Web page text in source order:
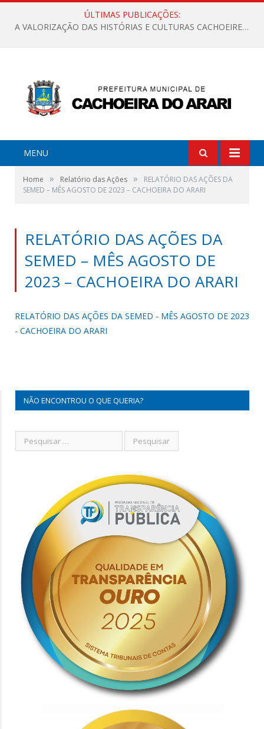
ÚLTIMAS PUBLICAÇÕES:
A VALORIZAÇÃO DAS HISTÓRIAS E CULTURAS CACHOEIRENSES
MENU
Home » Relatório das Ações »
RELATÓRIO DAS AÇÕES DA
SEMED – MÊS AGOSTO DE 2023 – CACHOEIRA DO ARARI
RELATÓRIO DAS AÇÕES DA
SEMED – MÊS AGOSTO DE
2023 – CACHOEIRA DO ARARI
RELATÓRIO DAS AÇÕES DA SEMED - MÊS AGOSTO DE 2023
- CACHOEIRA DO ARARI
NÃO ENCONTROU O QUE QUERIA?